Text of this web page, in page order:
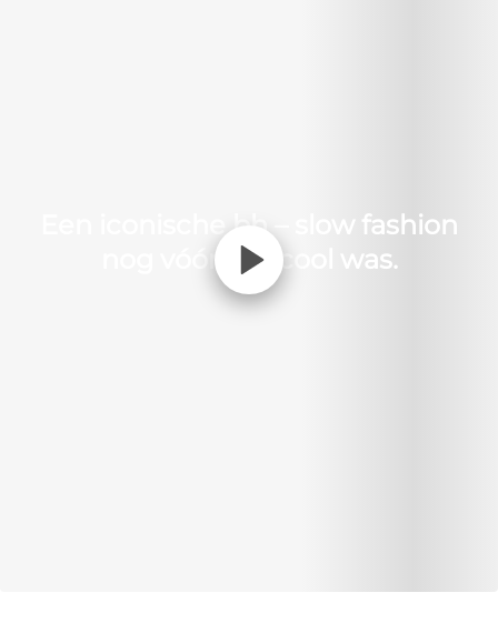
Een iconische bh – slow fashion
nog vóór het cool was.